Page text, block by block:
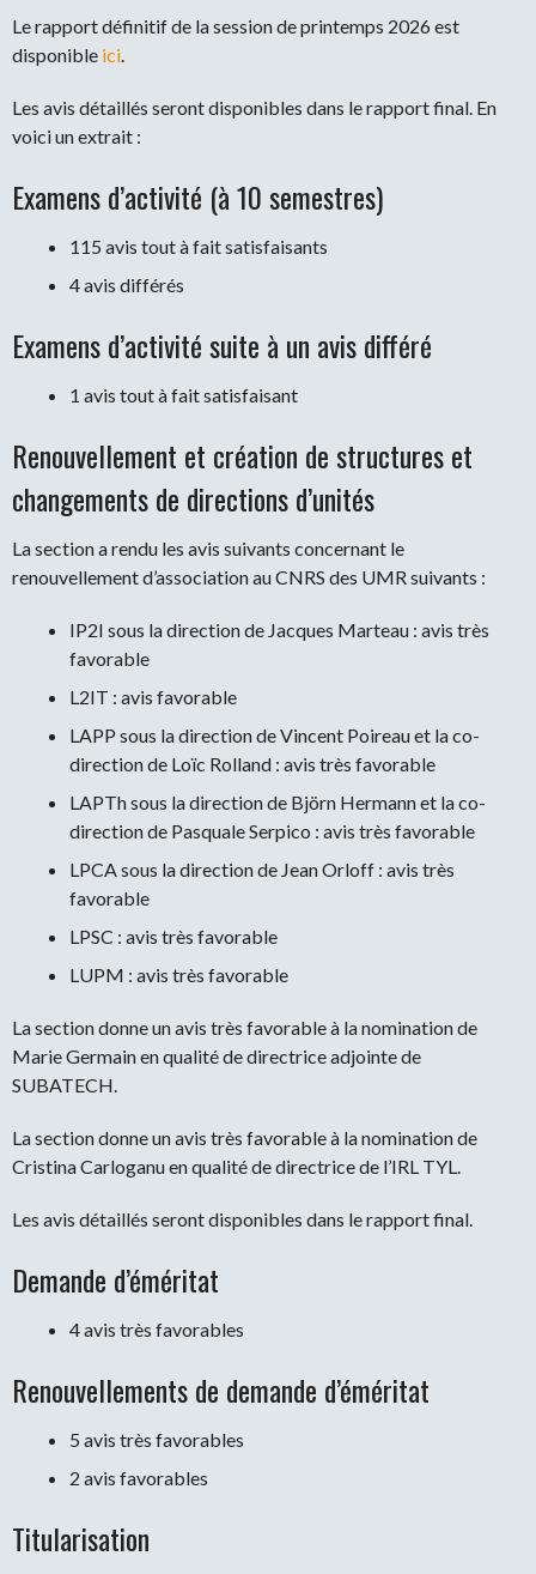
Le rapport définitif de la session de printemps 2026 est
disponible ici.
Les avis détaillés seront disponibles dans le rapport final. En
voici un extrait :
Examens d’activité (à 10 semestres)
115 avis tout à fait satisfaisants
4 avis différés
Examens d’activité suite à un avis différé
1 avis tout à fait satisfaisant
Renouvellement et création de structures et
changements de directions d’unités
La section a rendu les avis suivants concernant le
renouvellement d’association au CNRS des UMR suivants :
IP2I sous la direction de Jacques Marteau : avis très
favorable
L2IT : avis favorable
LAPP sous la direction de Vincent Poireau et la co-
direction de Loïc Rolland : avis très favorable
LAPTh sous la direction de Björn Hermann et la co-
direction de Pasquale Serpico : avis très favorable
LPCA sous la direction de Jean Orloff : avis très
favorable
LPSC : avis très favorable
LUPM : avis très favorable
La section donne un avis très favorable à la nomination de
Marie Germain en qualité de directrice adjointe de
SUBATECH.
La section donne un avis très favorable à la nomination de
Cristina Carloganu en qualité de directrice de l’IRL TYL.
Les avis détaillés seront disponibles dans le rapport final.
Demande d’éméritat
4 avis très favorables
Renouvellements de demande d’éméritat
5 avis très favorables
2 avis favorables
Titularisation